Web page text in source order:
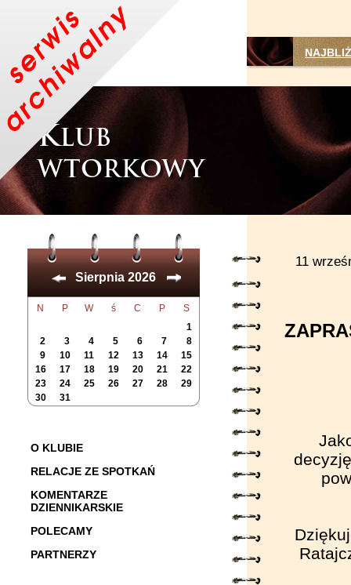
Sierpnia 2026
N P W ś C P
S
1
2
3 4 5 6 7
8
9
10 11 12 13 14
15
16
17 18 19 20 21
22
23
24 25 26 27 28
29
30
31
O KLUBIE
RELACJE ZE SPOTKAŃ
KOMENTARZE
DZIENNIKARSKIE
POLECAMY
PARTNERZY
11